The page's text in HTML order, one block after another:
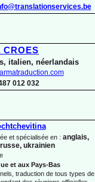
CROES
italien, néerlandais
012 032
et spécialisée en : anglais,
ukrainien
et aux Pays-Bas
traduction de tous types de